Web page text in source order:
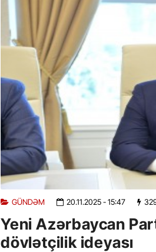
GÜNDƏM 20.11.2025- 15:47
Yeni Azərbaycan
dövlətçilik ideyası